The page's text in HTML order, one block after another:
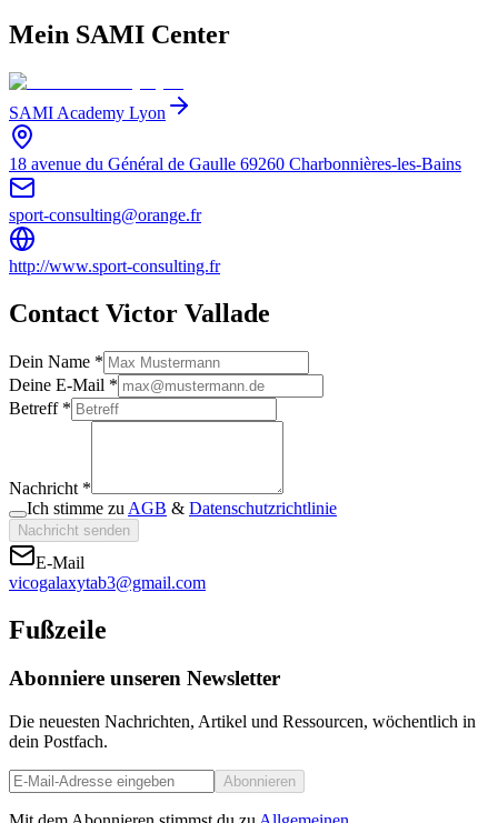
Mein SAMI Center
SAMI Academy Lyon
18 avenue du Général de Gaulle 69260 Charbonnières-les-Bains
sport-consulting@orange.fr
http://www.sport-consulting.fr
Contact Victor Vallade
Dein Name *
Deine E-Mail *
Betreff *
Nachricht *
Ich stimme zu AGB & Datenschutzrichtlinie
Nachricht senden
E-Mail
vicogalaxytab3@gmail.com
Fußzeile
Abonniere unseren Newsletter
Die neuesten Nachrichten, Artikel und Ressourcen, wöchentlich in
dein Postfach.
Abonnieren